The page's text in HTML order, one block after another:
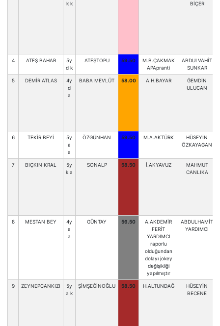
k k
BİÇER
4 ATEŞ BAHAR
5y
d k
ATEŞTOPU 59.50
M.B.ÇAKMAK
APApranti
ABDULVAHİT
SUNKAR
5 DEMİR ATLAS
4y
d
a
BABA MEVLÜT 58.00 A.H.BAYAR
ĞEMDİN
ULUCAN
6 TEKİR BEYİ
5y
a
a
ÖZGÜNHAN 59.50 M.A.AKTÜRK
HÜSEYİN
ÖZKAYAGAN
7 BIÇKIN KRAL
5y
k a
SONALP 58.50 İ.AKYAVUZ
MAHMUT
CANLIKA
8 MESTAN BEY
4y
a
a
GÜNTAY 56.50
A.AKDEMİR
FERİT
YARDIMCI
raporlu
olduğundan
dolayı jokey
değişikliği
yapılmıştır
ABDULHAMİT
YARDIMCI
9 ZEYNEPCANKIZI
5y
a k
ŞİMŞEĞİNOĞLU 58.50 H.ALTUNDAĞ
HÜSEYİN
BECENE